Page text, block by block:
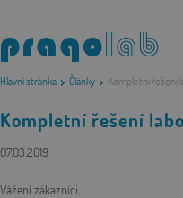
Hlavní stránka Články Kompletní řešení
Kompletní řešení
07.03.2019
Vážení zákazníci,